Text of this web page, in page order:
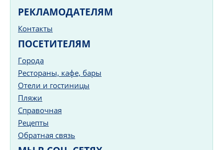
РЕКЛАМОДАТЕЛЯМ
Контакты
ПОСЕТИТЕЛЯМ
Города
Рестораны, кафе, бары
Отели и гостиницы
Пляжи
Справочная
Рецепты
Обратная связь